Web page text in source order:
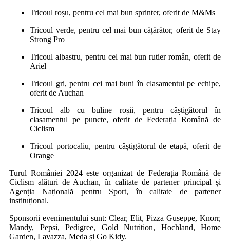
Tricoul roșu, pentru cel mai bun sprinter, oferit de M&Ms
Tricoul verde, pentru cel mai bun cățărător, oferit de Stay
Strong Pro
Tricoul albastru, pentru cel mai bun rutier român, oferit de
Ariel
Tricoul gri, pentru cei mai buni în clasamentul pe echipe,
oferit de Auchan
Tricoul alb cu buline roșii, pentru câștigătorul în
clasamentul pe puncte, oferit de Federația Română de
Ciclism
Tricoul portocaliu, pentru câștigătorul de etapă, oferit de
Orange
Turul României 2024 este organizat de Federația Română de
Ciclism alături de Auchan, în calitate de partener principal și
Agenția Națională pentru Sport, în calitate de partener
instituțional.
Sponsorii evenimentului sunt: Clear, Elit, Pizza Guseppe, Knorr,
Mandy, Pepsi, Pedigree, Gold Nutrition, Hochland, Home
Garden, Lavazza, Meda și Go Kidy.